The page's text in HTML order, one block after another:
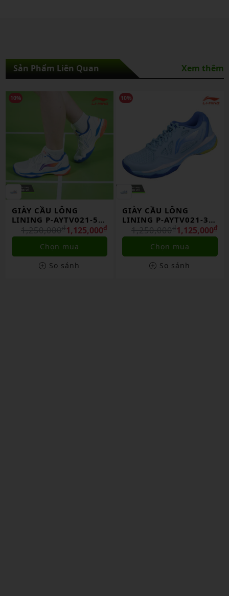
Sản Phẩm Liên Quan Xem thêm
10%
GIÀY CẦU LÔNG
LINING P-AYTV021-5
CHÍNH HÃNG1,125,000₫
1,250,000₫
Chọn mua
So sánh
10%
GIÀY CẦU LÔNG
LINING P-AYTV021-3
CHÍNH HÃNG1,125,000₫
1,250,000₫
Chọn mua
So sánh